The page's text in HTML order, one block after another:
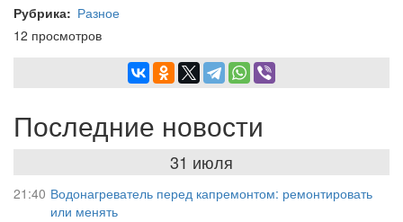
Рубрика
Разное
12 просмотров
Последние новости
31 июля
21:40 Водонагреватель перед капремонтом: ремонтировать
или менять